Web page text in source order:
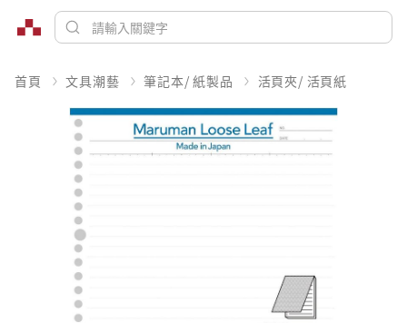
首頁 文具潮藝 筆記本/ 紙製品 活頁夾/ 活頁紙